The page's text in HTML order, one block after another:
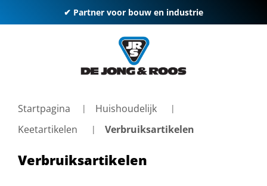
✔ Partner voor bouw en industrie
Startpagina
Huishoudelijk
Keetartikelen
Verbruiksartikelen
Verbruiksartikelen